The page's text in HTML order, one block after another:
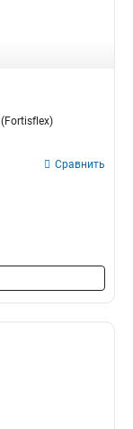
Сравнить